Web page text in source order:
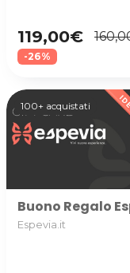
119,00€
-26%
100+ acquistati
Buono Regalo
Espevia.it